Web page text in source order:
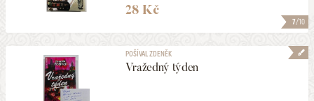
7/10
28 Kč
POŠÍVAL ZDENĚK
Vražedný týden